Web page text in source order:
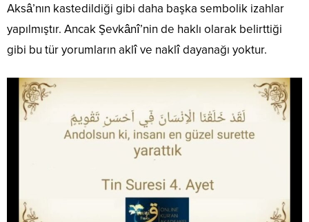
Aksâ’nın kastedildiği gibi daha başka sembolik izahlar
yapılmıştır. Ancak Şevkânî’nin de haklı olarak belirttiği
gibi bu tür yorumların aklî ve naklî dayanağı yoktur.